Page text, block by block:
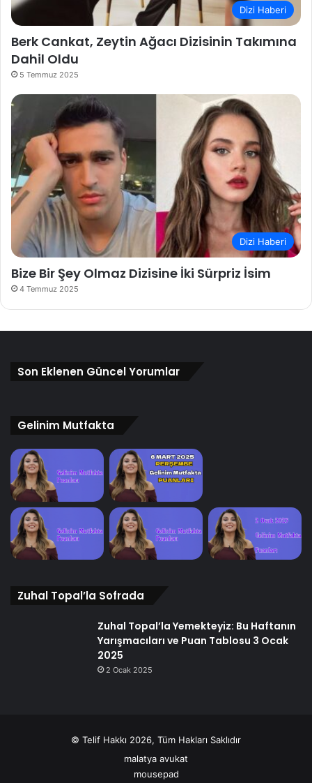
Dizi Haberi
Berk Cankat, Zeytin Ağacı Dizisinin Takımına
Dahil Oldu
5 Temmuz 2025
Dizi Haberi
Bize Bir Şey Olmaz Dizisine İki Sürpriz İsim
4 Temmuz 2025
Son Eklenen Güncel Yorumlar
Gelinim Mutfakta
Zuhal Topal’la Sofrada
Zuhal Topal’la Yemekteyiz: Bu Haftanın
Yarışmacıları ve Puan Tablosu 3 Ocak
2025
2 Ocak 2025
© Telif Hakkı 2026, Tüm Hakları Saklıdır
malatya avukat
mousepad